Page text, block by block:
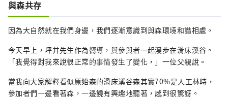
與森共存
因為大自然就在我們身邊，我們逐漸意識到與森環境和諧相處。
今天早上，坪井先生作為嚮導，與參與者一起漫步在滑床溪谷。
「我覺得對我來說很正常的事情發生了變化，」一位父親說。
當我向大家解釋看似原始森的滑床溪谷森其實70%是人工林時，
參加者們一邊看著森，一邊饒有興趣地聽著，感到很驚訝。